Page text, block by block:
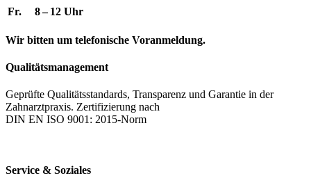
Fr.
8 – 12 Uhr
Wir bitten um telefonische Voranmeldung.
Qualitätsmanagement
Geprüfte Qualitätsstandards, Transparenz und Garantie in der
Zahnarztpraxis. Zertifizierung nach
DIN EN ISO 9001: 2015-Norm
Service & Soziales